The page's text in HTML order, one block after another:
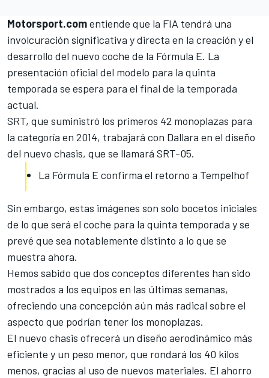
Motorsport.comentiende que la FIA tendrá una
involcuración significativa y directa en la creación y el
desarrollo del nuevo coche de la Fórmula E. La
presentación oficial del modelo para la quinta
temporada se espera para el final de la temporada
actual.
SRT, que suministró los primeros 42 monoplazas para
la categoría en 2014, trabajará con Dallara en el diseño
del nuevo chasis, que se llamará SRT-05.
La Fórmula E confirma el retorno a Tempelhof
Sin embargo, estas imágenes son solo bocetos iniciales
de lo que será el coche para la quinta temporada y se
prevé que sea notablemente distinto a lo que se
muestra ahora.
Hemos sabido que dos conceptos diferentes han sido
mostrados a los equipos en las últimas semanas,
ofreciendo una concepción aún más radical sobre el
aspecto que podrían tener los monoplazas.
El nuevo chasis ofrecerá un diseño aerodinámico más
eficiente y un peso menor, que rondará los 40 kilos
menos, gracias al uso de nuevos materiales. El ahorro